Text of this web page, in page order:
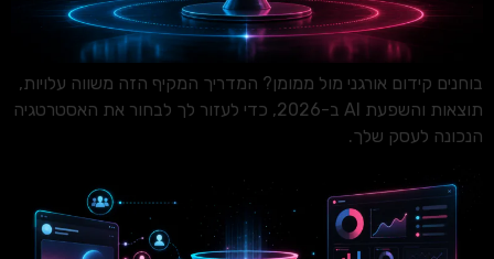
בוחנים קידום אורגני מול ממומן? המדריך המקיף הזה משווה עלויות,
תוצאות והשפעת AI ב-2026, כדי לעזור לך לבחור את האסטרטגיה
הנכונה לעסק שלך.